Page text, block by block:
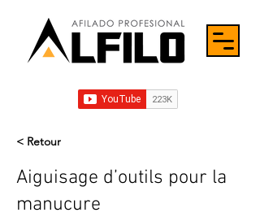
< Retour
Aiguisage d’outils pour la
manucure